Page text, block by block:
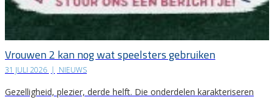
Vrouwen 2 kan nog wat speelsters gebruiken
31 JULI 2026 | NIEUWS
Gezelligheid, plezier, derde helft. Die onderdelen karakteriseren